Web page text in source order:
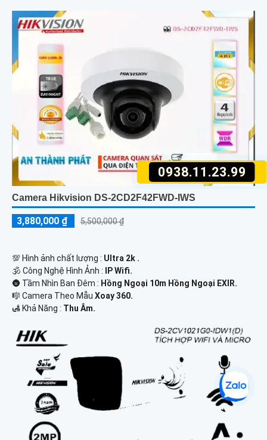
0938.11.23.99
Camera Hikvision DS-2CD2F42FWD-IWS
3,880,000 ₫ 5,500,000 ₫
💯 Hình ảnh chất lượng : Ultra 2k .
🕉️ Công Nghệ Hình Ảnh :
IP Wifi.
🌚 Tầm Nhìn Ban Đêm : Hồng Ngoại 10m Hồng Ngoại EXIR.
🎼️ Camera Theo Mẫu Xoay 360.
️🛃 Khả Năng : Thu Âm.